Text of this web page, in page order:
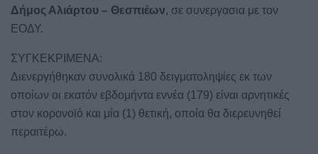
Δήμος Αλιάρτου – Θεσπιέων, σε συνεργασια με τον
ΕΟΔΥ.
ΣΥΓΚΕΚΡΙΜΕΝΑ:
Διενεργήθηκαν συνολικά 180 δειγματοληψίες εκ των
οποίων οι εκατόν εβδομήντα εννέα (179) είναι αρνητικές
στον κορονοϊό και μία (1) θετική, οποία θα διερευνηθεί
περαιτέρω.